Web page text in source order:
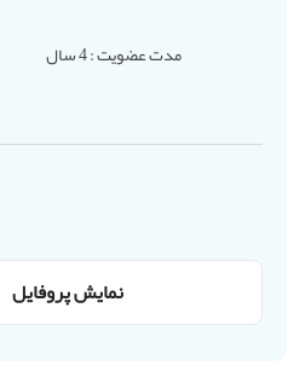
مدت عضویت : 4 سال
نمایش پروفایل